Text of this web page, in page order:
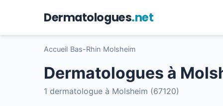
Dermatologues.net
Accueil Bas-Rhin Molsheim
Dermatologues à
1 dermatologue à Molsheim (67120)